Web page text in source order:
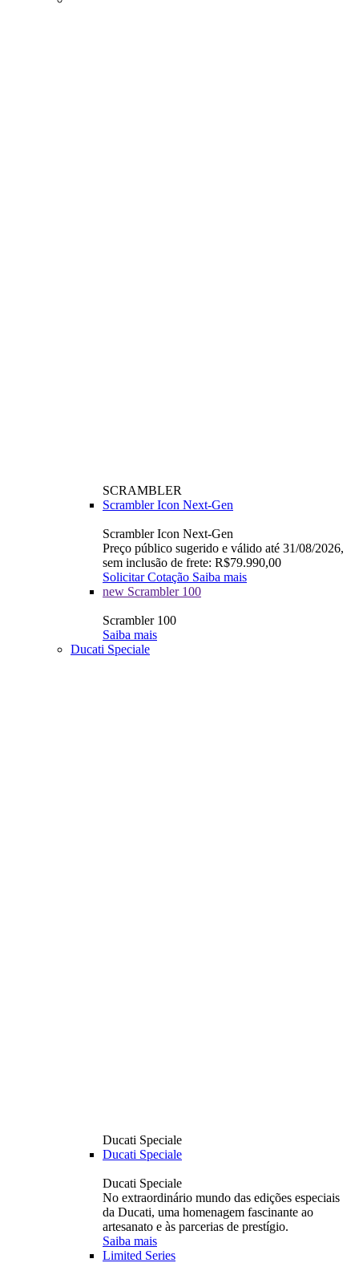
SCRAMBLER
Scrambler Icon Next-Gen
Scrambler Icon Next-Gen
Preço público sugerido e válido até 31/08/2026,
sem inclusão de frete: R$79.990,00
Solicitar Cotação Saiba mais
new Scrambler 100
Scrambler 100
Saiba mais
Ducati Speciale
Ducati Speciale
Ducati Speciale
Ducati Speciale
No extraordinário mundo das edições especiais
da Ducati, uma homenagem fascinante ao
artesanato e às parcerias de prestígio.
Saiba mais
Limited Series